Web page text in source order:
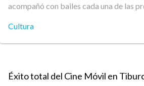
acompañó con bailes cada una de las
Cultura
Éxito total del Cine Móvil en